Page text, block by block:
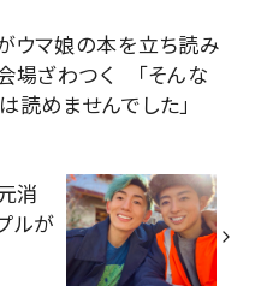
ウマ娘の本を立ち読み
場ざわつく 「そんな
読めませんでした」
消
ルが